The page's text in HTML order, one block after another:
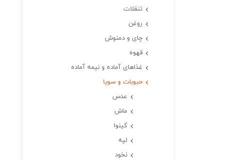
تنقلات
روغن
چای و دمنوش
قهوه
غذاهای آماده و نیمه آماده
حبوبات و سویا
عدس
ماش
کینوا
لپه
نخود